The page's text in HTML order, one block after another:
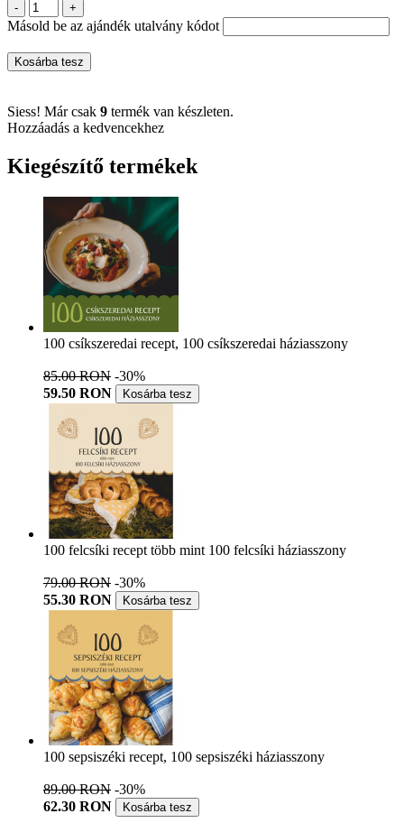
- +
Másold be az ajándék utalvány kódot
Kosárba tesz
Siess! Már csak 9 termék van készleten.
Hozzáadás a kedvencekhez
Kiegészítő termékek
100 csíkszeredai recept, 100 csíkszeredai háziasszony
85.00 RON -30%
59.50 RON
Kosárba tesz
100 felcsíki recept több mint 100 felcsíki háziasszony
79.00 RON -30%
55.30 RON
Kosárba tesz
100 sepsiszéki recept, 100 sepsiszéki háziasszony
89.00 RON -30%
62.30 RON
Kosárba tesz